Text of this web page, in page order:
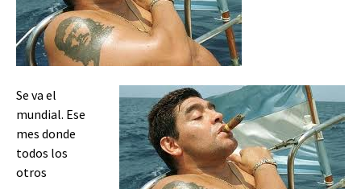
Se va el
mundial. Ese
mes donde
todos los
otros